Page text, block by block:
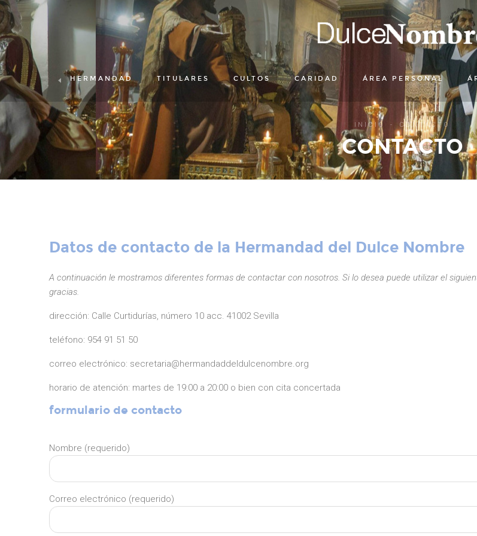
HERMANDAD TITULARES CULTOS CARIDAD ÁREA PERSONAL
INICIO CONTACTO
CONTACTO
Datos de contacto de la Hermandad del Dulce Nombre
A continuación le mostramos diferentes formas de contactar con nosotros. Si lo desea puede utilizar el
gracias.
dirección: Calle Curtidurías, número 10 acc. 41002 Sevilla
teléfono: 954 91 51 50
correo electrónico: secretaria@hermandaddeldulcenombre.org
horario de atención: martes de 19:00 a 20:00 o bien con cita concertada
formulario de contacto
Nombre (requerido)
Correo electrónico (requerido)